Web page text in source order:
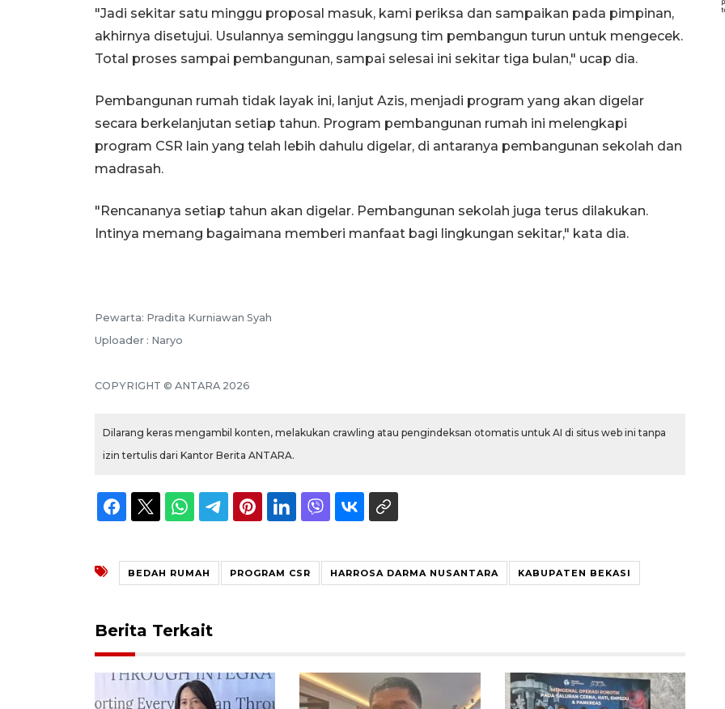
"Jadi sekitar satu minggu proposal masuk, kami periksa dan sampaikan pada pimpinan,
akhirnya disetujui. Usulannya seminggu langsung tim pembangun turun untuk mengecek.
Total proses sampai pembangunan, sampai selesai ini sekitar tiga bulan," ucap dia.
Pembangunan rumah tidak layak ini, lanjut Azis, menjadi program yang akan digelar
secara berkelanjutan setiap tahun. Program pembangunan rumah ini melengkapi
program CSR lain yang telah lebih dahulu digelar, di antaranya pembangunan sekolah dan
madrasah.
"Rencananya setiap tahun akan digelar. Pembangunan sekolah juga terus dilakukan.
Intinya memang bagaimana memberi manfaat bagi lingkungan sekitar," kata dia.
Pewarta: Pradita Kurniawan Syah
Uploader : Naryo
COPYRIGHT © ANTARA 2026
Dilarang keras mengambil konten, melakukan crawling atau pengindeksan otomatis untuk AI di situs web ini tanpa
izin tertulis dari Kantor Berita ANTARA.
BEDAH RUMAH PROGRAM CSR HARROSA DARMA NUSANTARA KABUPATEN BEKASI
Berita Terkait